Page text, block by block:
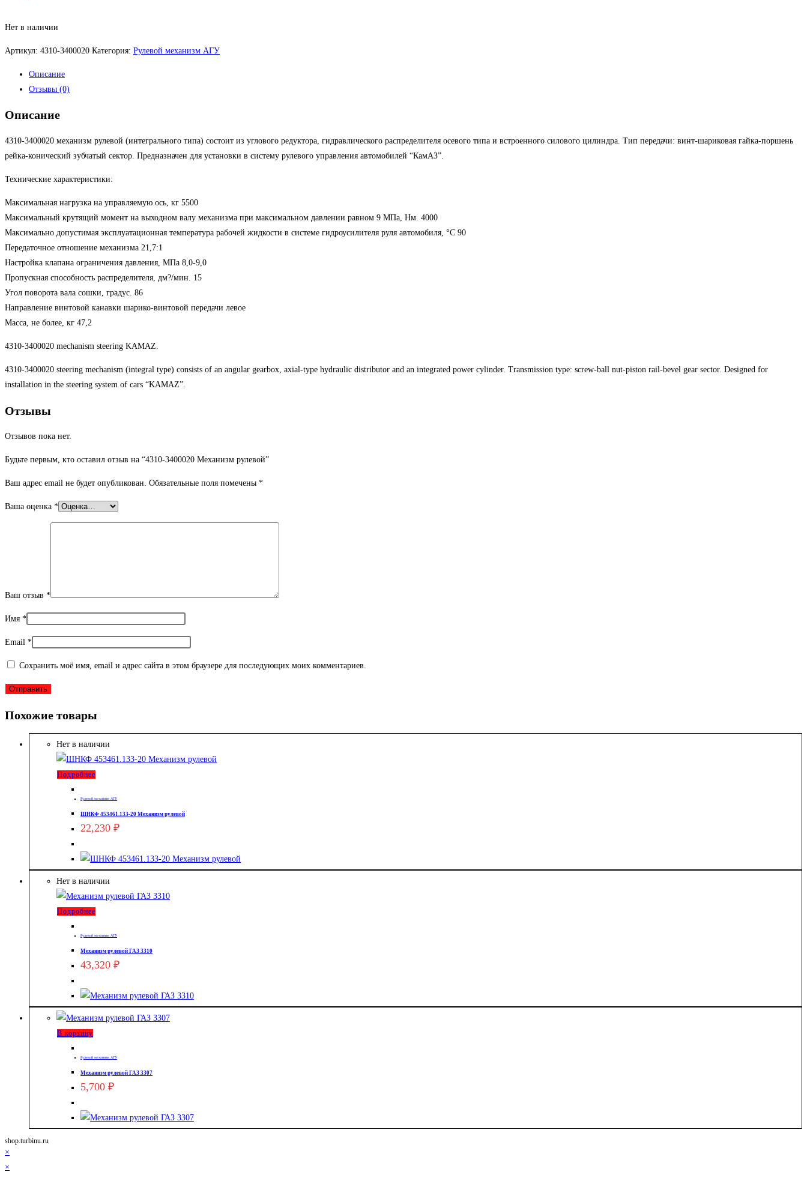
Нет в наличии
Артикул: 4310-3400020 Категория: Рулевой механизм АГУ
Описание
Отзывы (0)
Описание
4310-3400020 механизм рулевой (интегрального типа) состоит из углового редуктора, гидравлического распределителя осевого типа и встроенного силового цилиндра. Тип передачи: винт-шариковая гайка-поршень
рейка-конический зубчатый сектор. Предназначен для установки в систему рулевого управления автомобилей “КамАЗ”.
Технические характеристики:
Максимальная нагрузка на управляемую ось, кг 5500
Максимальный крутящий момент на выходном валу механизма при максимальном давлении равном 9 МПа, Нм. 4000
Максимально допустимая эксплуатационная температура рабочей жидкости в системе гидроусилителя руля автомобиля, °С 90
Передаточное отношение механизма 21,7:1
Настройка клапана ограничения давления, МПа 8,0-9,0
Пропускная способность распределителя, дм?/мин. 15
Угол поворота вала сошки, градус. 86
Направление винтовой канавки шарико-винтовой передачи левое
Масса, не более, кг 47,2
4310-3400020 mechanism steering KAMAZ.
4310-3400020 steering mechanism (integral type) consists of an angular gearbox, axial-type hydraulic distributor and an integrated power cylinder. Transmission type: screw-ball nut-piston rail-bevel gear sector. Designed for
installation in the steering system of cars “KAMAZ”.
Отзывы
Отзывов пока нет.
Будьте первым, кто оставил отзыв на “4310-3400020 Механизм рулевой”
Ваш адрес email не будет опубликован. Обязательные поля помечены *
Ваша оценка *
Ваш отзыв *
Имя *
Email *
Сохранить моё имя, email и адрес сайта в этом браузере для последующих моих комментариев.
Похожие товары
Нет в наличии
Подробнее
Рулевой механизм АГУ
ШНКФ 453461.133-20 Механизм рулевой
22,230 ₽
Нет в наличии
Подробнее
Рулевой механизм АГУ
Механизм рулевой ГАЗ 3310
43,320 ₽
В корзину
Рулевой механизм АГУ
Механизм рулевой ГАЗ 3307
5,700 ₽
shop.turbinu.ru
×
×